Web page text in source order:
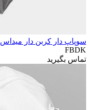
سوپاپ دار کربن دار میداس HY8226
FBDK
تماس بگیرید